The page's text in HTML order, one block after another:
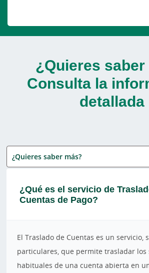
¿Quieres
Consulta la
detallada
¿Quieres saber más?
¿Qué es el servicio de
Cuentas de Pago?
El Traslado de Cuentas es un servicio,
particulares, que permite trasladar los
habituales de una cuenta abierta en